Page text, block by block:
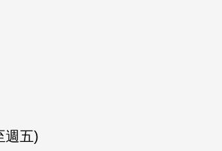
週五)